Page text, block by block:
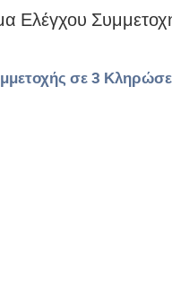
Ελέγχου
σε 3